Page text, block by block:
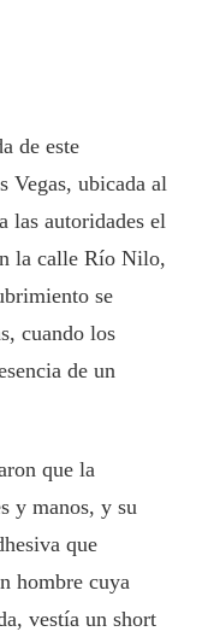
de este
Vegas, ubicada al
las autoridades el
la calle Río Nilo,
se
cuando los
de un
que la
y manos, y su
que
hombre cuya
vestía un short